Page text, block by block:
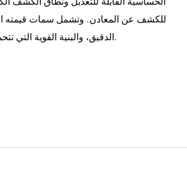
للكشف عن المعادن. وتشمل سمات قيمته
الدقيق، والبنية القوية التي تتحمل البيئات القاسية، مما يضمن أداء طويل الأمد.